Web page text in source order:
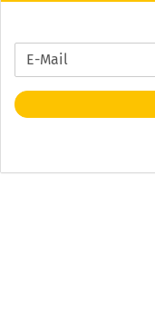
WEITER
NEWSLETTER-
ANMELDUNG
E-
Mail